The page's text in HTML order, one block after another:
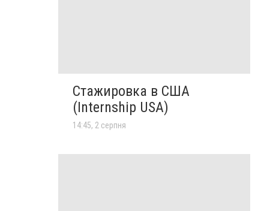
Стажировка в США
(Internship USA)
14:45, 2 серпня